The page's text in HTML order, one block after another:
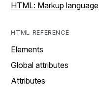
HTML: Markup language
HTML REFERENCE
Elements
Global attributes
Attributes